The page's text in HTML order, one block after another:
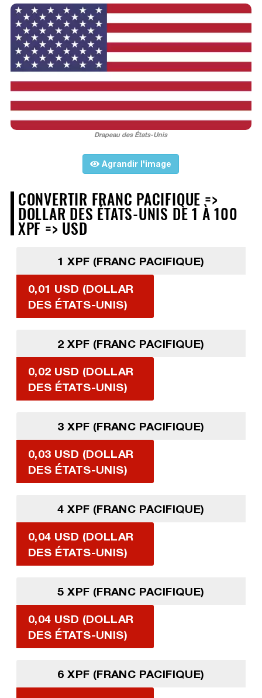
Drapeau des États-Unis
Agrandir l'image
CONVERTIR FRANC PACIFIQUE =>
DOLLAR DES ÉTATS-UNIS DE 1 À 100
XPF => USD
1 XPF (FRANC PACIFIQUE)
0,01 USD (DOLLAR
DES ÉTATS-UNIS)
2 XPF (FRANC PACIFIQUE)
0,02 USD (DOLLAR
DES ÉTATS-UNIS)
3 XPF (FRANC PACIFIQUE)
0,03 USD (DOLLAR
DES ÉTATS-UNIS)
4 XPF (FRANC PACIFIQUE)
0,04 USD (DOLLAR
DES ÉTATS-UNIS)
5 XPF (FRANC PACIFIQUE)
0,04 USD (DOLLAR
DES ÉTATS-UNIS)
6 XPF (FRANC PACIFIQUE)